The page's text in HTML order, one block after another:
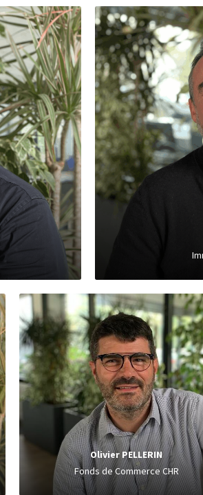
Secteur Vannes
Patrick FLEURY
Fonds de Commerce CHR
Cafés, Hôtels, Restaurants
Olivier PELLERIN
Fonds de Commerce CHR